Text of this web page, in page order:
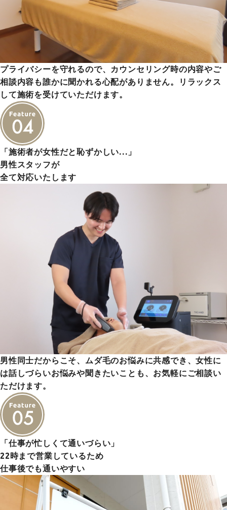
プライバシーを守れるので、カウンセリング時の内容やご
相談内容も誰かに聞かれる心配がありません。リラックス
して施術を受けていただけます。
「施術者が女性だと恥ずかしい…」
男性スタッフが
全て対応いたします
男性同士だからこそ、ムダ毛のお悩みに共感でき、女性に
は話しづらいお悩みや聞きたいことも、お気軽にご相談い
ただけます。
「仕事が忙しくて通いづらい」
22時まで営業しているため
仕事後でも通いやすい